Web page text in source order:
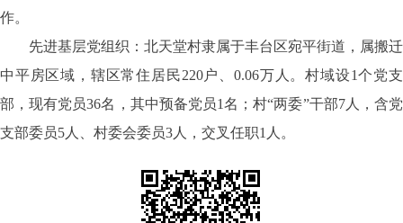
作。
先进基层党组织：北天堂村隶属于丰台区宛平街道，属搬迁
中平房区域，辖区常住居民220户、0.06万人。村域设1个党支
部，现有党员36名，其中预备党员1名；村“两委”干部7人，含党
支部委员5人、村委会委员3人，交叉任职1人。